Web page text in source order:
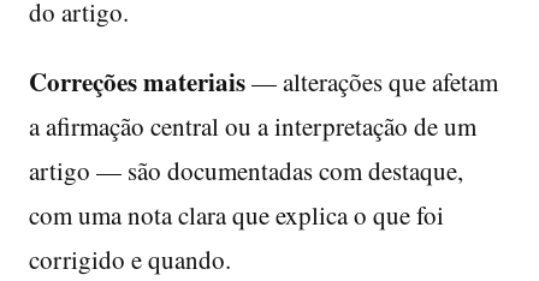
do artigo.
Correções materiais— alterações que afetam
a afirmação central ou a interpretação de um
artigo — são documentadas com destaque,
com uma nota clara que explica o que foi
corrigido e quando.